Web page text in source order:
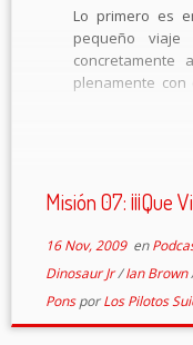
Lo primero es
pequeño
concretamente
plenamente
Misión 07: ¡¡¡Que
16 Nov, 2009en
Dinosaur Jr/Ian Brown
PonsporLos Pilotos